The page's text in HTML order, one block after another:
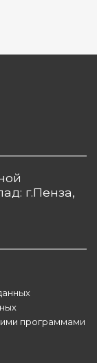
г.Пенза,
программами